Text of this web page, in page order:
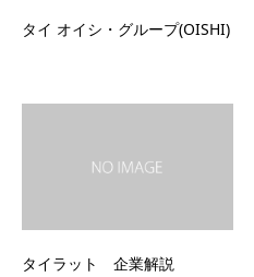
タイ オイシ・グループ(OISHI)
タイラット 企業解説